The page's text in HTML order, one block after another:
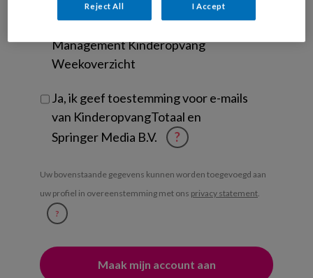
Ontvang iedere zondag het
Management Kinderopvang
Weekoverzicht
Ja, ik geef toestemming voor e-mails
van KinderopvangTotaal en
Springer Media B.V.
?
Uw bovenstaande gegevens kunnen worden toegevoegd aan
uw profiel in overeenstemming met ons privacy statement.
?
Reject All I Accept